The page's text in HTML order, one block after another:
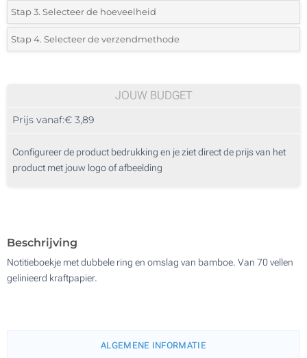
*Selecteer de bedrukking en kleuren van het logo:
1 Kleur (Aan een kant)
3 Kleuren (Aan een kant)
Lasergravering (Aan een kant)
Stap 3. Selecteer de hoeveelheid
*Selecteer uit de lijst of voeg het gewenste aantal in
20
100
Stap 4. Selecteer de verzendmethode
JOUW BUDGET
Prijs vanaf:€ 3,89
Configureer de product bedrukking en je ziet direct de prijs van het
product met jouw logo of afbeelding
Beschrijving
Notitieboekje met dubbele ring en omslag van bamboe. Van 70 vellen
gelinieerd kraftpapier.
ALGEMENE INFORMATIE